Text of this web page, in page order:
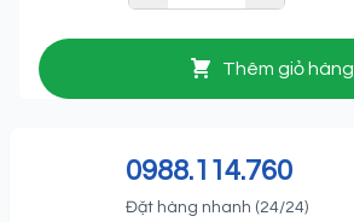
Thêm giỏ hàng
0988.114.760
Đặt hàng nhanh (24/24)